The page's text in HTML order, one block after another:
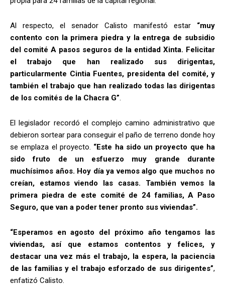
Al respecto, el senador Calisto manifestó estar “muy
contento con la primera piedra y la entrega de subsidio
del comité A pasos seguros de la entidad Xinta. Felicitar
el trabajo que han realizado sus dirigentas,
particularmente Cintia Fuentes, presidenta del comité, y
también el trabajo que han realizado todas las dirigentas
de los comités de la Chacra G”.
El legislador recordó el complejo camino administrativo que
debieron sortear para conseguir el paño de terreno donde hoy
se emplaza el proyecto. “Este ha sido un proyecto que ha
sido fruto de un esfuerzo muy grande durante
muchísimos años. Hoy día ya vemos algo que muchos no
creían, estamos viendo las casas. También vemos la
primera piedra de este comité de 24 familias, A Paso
Seguro, que van a poder tener pronto sus viviendas”.
“Esperamos en agosto del próximo año tengamos las
viviendas, así que estamos contentos y felices, y
destacar una vez más el trabajo, la espera, la paciencia
de las familias y el trabajo esforzado de sus dirigentes”,
enfatizó Calisto.